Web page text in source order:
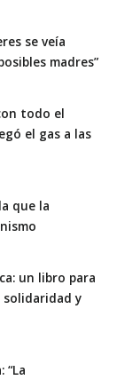
se veía
madres”
todo el
el gas a las
que la
un libro para
solidaridad y
“La